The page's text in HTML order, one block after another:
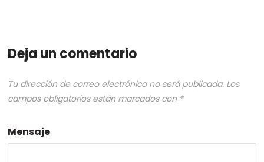
Deja un comentario
Tu dirección de correo electrónico no será publicada. Los
campos obligatorios están marcados con *
Mensaje